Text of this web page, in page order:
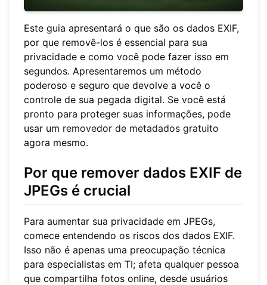
Este guia apresentará o que são os dados EXIF,
por que removê-los é essencial para sua
privacidade e como você pode fazer isso em
segundos. Apresentaremos um método
poderoso e seguro que devolve a você o
controle de sua pegada digital. Se você está
pronto para proteger suas informações, pode
usar um removedor de metadados gratuito
agora mesmo.
Por que remover dados EXIF de
JPEGs é crucial
Para aumentar sua privacidade em JPEGs,
comece entendendo os riscos dos dados EXIF.
Isso não é apenas uma preocupação técnica
para especialistas em TI; afeta qualquer pessoa
que compartilha fotos online, desde usuários